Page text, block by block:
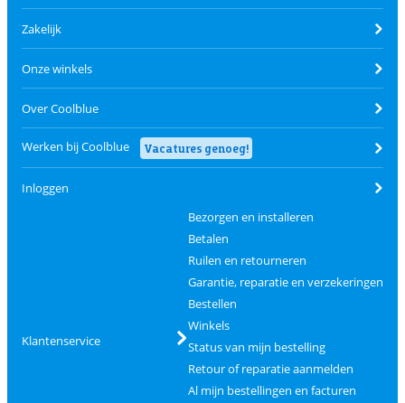
Zakelijk
Onze winkels
Over Coolblue
Werken bij Coolblue Vacatures genoeg!
Inloggen
Klantenservice
Bezorgen en installeren
Betalen
Ruilen en retourneren
Garantie, reparatie en verzekeringen
Bestellen
Winkels
Status van mijn bestelling
Retour of reparatie aanmelden
Al mijn bestellingen en facturen